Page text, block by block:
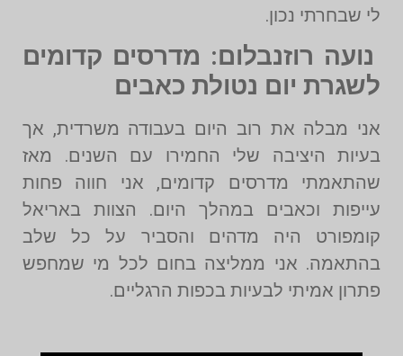
לי שבחרתי נכון.
נועה רוזנבלום: מדרסים קדומים
לשגרת יום נטולת כאבים
אני מבלה את רוב היום בעבודה משרדית, אך
בעיות היציבה שלי החמירו עם השנים. מאז
שהתאמתי מדרסים קדומים, אני חווה פחות
עייפות וכאבים במהלך היום. הצוות באריאל
קומפורט היה מדהים והסביר על כל שלב
בהתאמה. אני ממליצה בחום לכל מי שמחפש
פתרון אמיתי לבעיות בכפות הרגליים.